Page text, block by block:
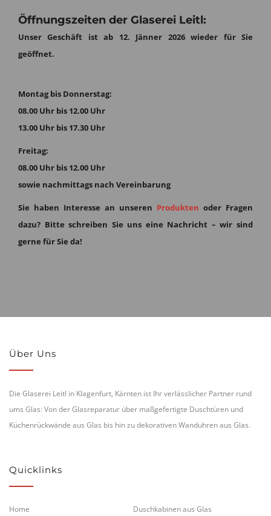
Öffnungszeiten der Glaserei Leitl:
Unser Geschäft ist ab 12. Jänner 2026 wieder für Sie
geöffnet.
Montag bis Donnerstag:
08.00 Uhr bis 12.00 Uhr
13.00 Uhr bis 17.30 Uhr
Freitag:
08.00 Uhr bis 12.00 Uhr
sowie nachmittags nach Vereinbarung
Sie haben Interesse an unseren Produkten oder Fragen
dazu? Bitte schreiben Sie uns eine Nachricht – wir sind
gerne für Sie da!
Über Uns
Die Glaserei Leitl in Klagenfurt, Kärnten ist Ihr verlässlicher Partner rund
ums Glas: Von der Glasreparatur über maßgefertigte Duschtüren und
Küchenrückwände aus Glas bis hin zu dekorativen Wanduhren aus Glas.
Quicklinks
Home Duschkabinen aus Glas